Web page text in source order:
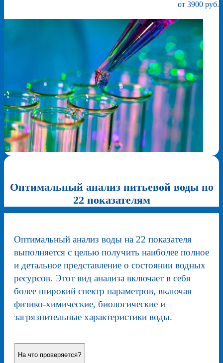
от 3900 руб.
Оптимальный анализ питьевой воды по
22 показателям
Оптимальный анализ воды на 22 показателя
выполняется с целью получить наиболее полное
и детальное представление о состоянии водных
ресурсов. Этот вид анализа включает в себя
более широкий спектр параметров, включая
физико-химические, биологические и
загрязнительные характеристики воды.
На что проверяется?